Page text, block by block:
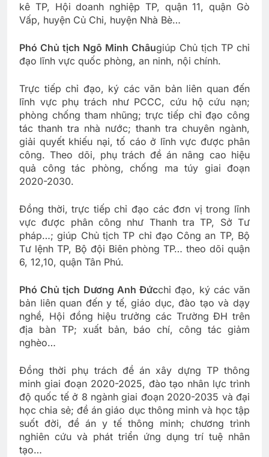
kê TP, Hội doanh nghiệp TP, quận 11, quận Gò
Vấp, huyện Củ Chi, huyện Nhà Bè…
Phó Chủ tịch Ngô Minh Châugiúp Chủ tịch TP chỉ
đạo lĩnh vực quốc phòng, an ninh, nội chính.
Trực tiếp chỉ đạo, ký các văn bản liên quan đến
lĩnh vực phụ trách như PCCC, cứu hộ cứu nạn;
phòng chống tham nhũng; trực tiếp chỉ đạo công
tác thanh tra nhà nước; thanh tra chuyên ngành,
giải quyết khiếu nại, tố cáo ở lĩnh vực được phân
công. Theo dõi, phụ trách đề án nâng cao hiệu
quả công tác phòng, chống ma túy giai đoạn
2020-2030.
Đồng thời, trực tiếp chỉ đạo các đơn vị trong lĩnh
vực được phân công như Thanh tra TP, Sở Tư
pháp…; giúp Chủ tịch TP chỉ đạo Công an TP, Bộ
Tư lệnh TP, Bộ đội Biên phòng TP… theo dõi quận
6, 12,10, quận Tân Phú.
Phó Chủ tịch Dương Anh Đứcchỉ đạo, ký các văn
bản liên quan đến y tế, giáo dục, đào tạo và dạy
nghề, Hội đồng hiệu trưởng các Trường ĐH trên
địa bàn TP; xuất bản, báo chí, công tác giảm
nghèo…
Đồng thời phụ trách đề án xây dựng TP thông
minh giai đoạn 2020-2025, đào tạo nhân lực trình
độ quốc tế ở 8 ngành giai đoạn 2020-2035 và đại
học chia sẻ; đề án giáo dục thông minh và học tập
suốt đời, đề án y tế thông minh; chương trình
nghiên cứu và phát triển ứng dụng trí tuệ nhân
tạo…